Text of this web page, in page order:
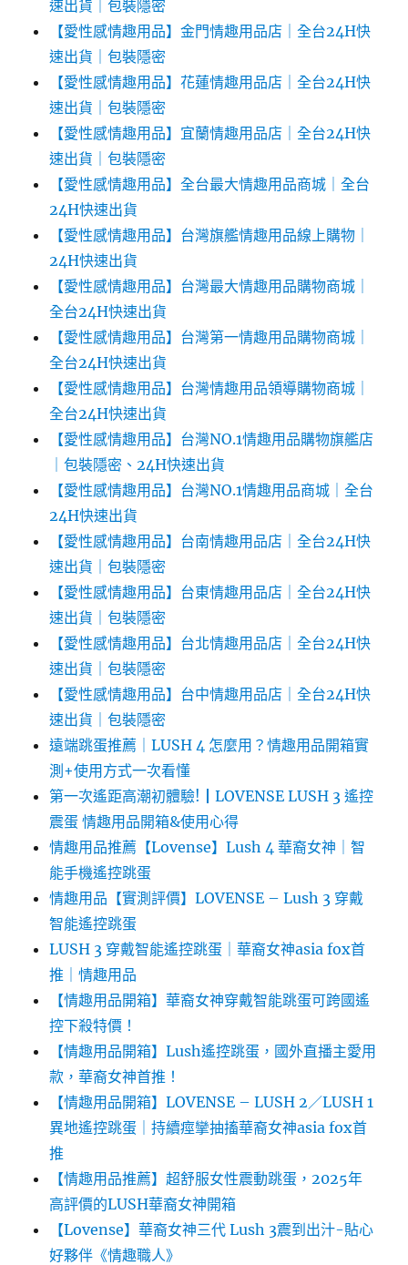
速出貨｜包裝隱密
【愛性感情趣用品】金門情趣用品店｜全台24H快
速出貨｜包裝隱密
【愛性感情趣用品】花蓮情趣用品店｜全台24H快
速出貨｜包裝隱密
【愛性感情趣用品】宜蘭情趣用品店｜全台24H快
速出貨｜包裝隱密
【愛性感情趣用品】全台最大情趣用品商城｜全台
24H快速出貨
【愛性感情趣用品】台灣旗艦情趣用品線上購物｜
24H快速出貨
【愛性感情趣用品】台灣最大情趣用品購物商城｜
全台24H快速出貨
【愛性感情趣用品】台灣第一情趣用品購物商城｜
全台24H快速出貨
【愛性感情趣用品】台灣情趣用品領導購物商城｜
全台24H快速出貨
【愛性感情趣用品】台灣NO.1情趣用品購物旗艦店
｜包裝隱密、24H快速出貨
【愛性感情趣用品】台灣NO.1情趣用品商城｜全台
24H快速出貨
【愛性感情趣用品】台南情趣用品店｜全台24H快
速出貨｜包裝隱密
【愛性感情趣用品】台東情趣用品店｜全台24H快
速出貨｜包裝隱密
【愛性感情趣用品】台北情趣用品店｜全台24H快
速出貨｜包裝隱密
【愛性感情趣用品】台中情趣用品店｜全台24H快
速出貨｜包裝隱密
遠端跳蛋推薦｜LUSH 4 怎麼用？情趣用品開箱實
測+使用方式一次看懂
第一次遙距高潮初體驗!┃LOVENSE LUSH 3 遙控
震蛋 情趣用品開箱&使用心得
情趣用品推薦【Lovense】Lush 4 華裔女神｜智
能手機遙控跳蛋
情趣用品【實測評價】LOVENSE – Lush 3 穿戴
智能遙控跳蛋
LUSH 3 穿戴智能遙控跳蛋｜華裔女神asia fox首
推｜情趣用品
【情趣用品開箱】華裔女神穿戴智能跳蛋可跨國遙
控下殺特價！
【情趣用品開箱】Lush遙控跳蛋，國外直播主愛用
款，華裔女神首推！
【情趣用品開箱】LOVENSE – LUSH 2／LUSH 1
異地遙控跳蛋｜持續痙攣抽搐華裔女神asia fox首
推
【情趣用品推薦】超舒服女性震動跳蛋，2025年
高評價的LUSH華裔女神開箱
【Lovense】華裔女神三代 Lush 3震到出汁-貼心
好夥伴《情趣職人》